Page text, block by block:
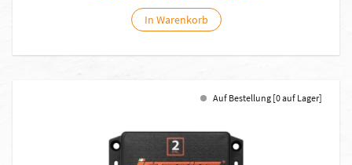
In Warenkorb
Auf Bestellung [0 auf Lager]